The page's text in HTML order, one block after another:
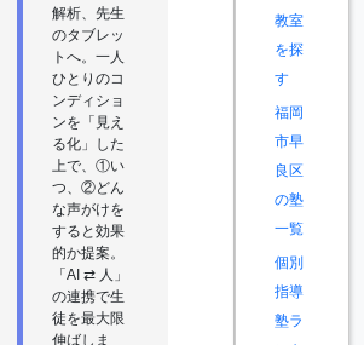
解析、先生
のタブレッ
トへ。一人
ひとりのコ
ンディショ
ンを「見え
る化」した
上で、①い
つ、②どん
な声がけを
すると効果
的か提案。
「AI ⇄ 人」
の連携で生
徒を最大限
伸ばしま
教室
を探
す
福岡
市早
良区
の塾
一覧
個別
指導
塾ラ